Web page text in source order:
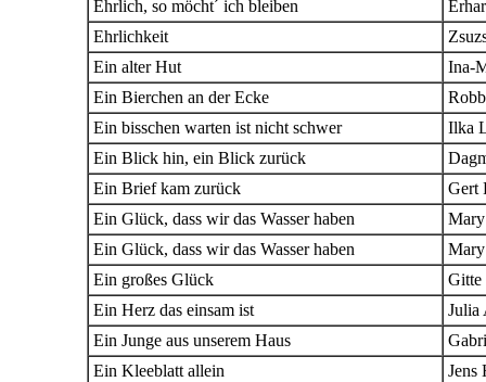
Ehrlich, so möcht´ ich bleiben
Ehrlichkeit
Ein alter Hut
Ina-
Ein Bierchen an der Ecke
Ein bisschen warten ist nicht schwer
Ilka
Ein Blick hin, ein Blick zurück
Ein Brief kam zurück
Gert
Ein Glück, dass wir das Wasser haben
Ein Glück, dass wir das Wasser haben
Ein großes Glück
Ein Herz das einsam ist
Julia
Ein Junge aus unserem Haus
Ein Kleeblatt allein
Jens